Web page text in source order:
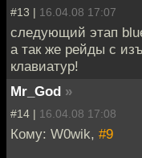
#13 | 16.04.08 17:07
следующий этап
а так же рейды с
клавиатур!
Mr_God »
#14 | 16.04.08 17:08
Кому: W0wik, #9